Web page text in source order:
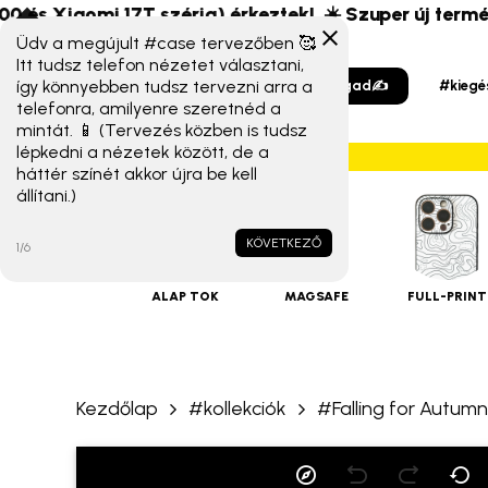
Skip
to
main
content
Xiaomi 17T széria) érkeztek!☀️ Szuper új termékek
#tervezzmagad✍️
TOKOK
ALAP TOK MAGSAFE FULL-PRINT
Kezdőlap #kollekciók #Falling for
Üdv a megújult #case tervezőben 🥰
Itt tudsz telefon nézetet választani,
így könnyebben tudsz tervezni arra a
telefonra, amilyenre szeretnéd a
mintát. 📱 (Tervezés közben is tudsz
lépkedni a nézetek között, de a
háttér színét akkor újra be kell
állítani.)
KÖVETKEZŐ
1/6